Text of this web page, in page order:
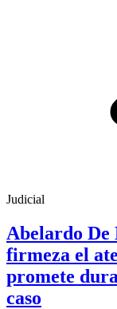
Judicial
Abelardo De
firmeza el
promete
caso